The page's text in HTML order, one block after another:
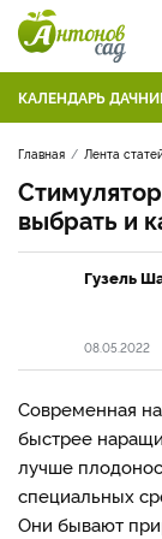
КАЛЕНДАРЬ
Главная Лента
выбрать и
Гузель
08.05.2022
Современная
быстрее
лучше
специальных
Они бывают